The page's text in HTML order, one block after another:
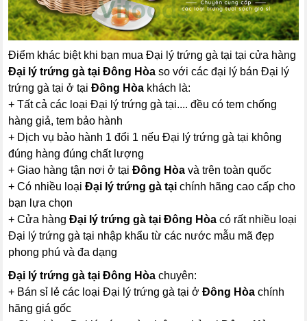
Điểm khác biệt khi bạn mua Đại lý trứng gà tại tại cửa hàng
Đại lý trứng gà tại Đông Hòa so với các đại lý bán Đại lý
trứng gà tại ở tạiĐông Hòa khách là:
+ Tất cả các loại Đại lý trứng gà tại.... đều có tem chống
hàng giả, tem bảo hành
+ Dịch vụ bảo hành 1 đổi 1 nếu Đại lý trứng gà tại không
đúng hàng đúng chất lượng
+ Giao hàng tận nơi ở tạiĐông Hòa và trên toàn quốc
+ Có nhiều loạiĐại lý trứng gà tại chính hãng cao cấp cho
bạn lựa chọn
+ Cửa hàngĐại lý trứng gà tại Đông Hòa có rất nhiều loại
Đại lý trứng gà tại nhập khẩu từ các nước mẫu mã đẹp
phong phú và đa dạng
Đại lý trứng gà tại Đông Hòachuyên:
+ Bán sỉ lẻ các loại Đại lý trứng gà tại ởĐông Hòa chính
hãng giá gốc